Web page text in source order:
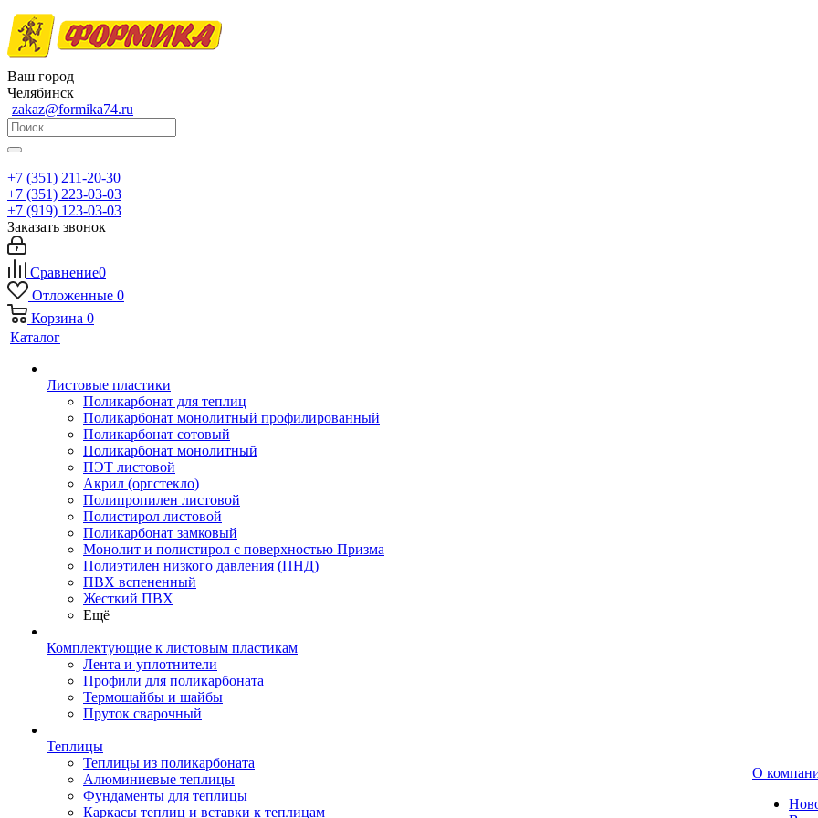
Ваш город
Челябинск
zakaz@formika74.ru
+7 (351) 211-20-30
+7 (351) 223-03-03
+7 (919) 123-03-03
Заказать звонок
Сравнение0
Отложенные 0
Корзина 0
Каталог
Листовые пластики
Поликарбонат для теплиц
Поликарбонат монолитный профилированный
Поликарбонат сотовый
Поликарбонат монолитный
ПЭТ листовой
Акрил (оргстекло)
Полипропилен листовой
Полистирол листовой
Поликарбонат замковый
Монолит и полистирол с поверхностью Призма
Полиэтилен низкого давления (ПНД)
ПВХ вспененный
Жесткий ПВХ
Ещё
Комплектующие к листовым пластикам
Лента и уплотнители
Профили для поликарбоната
Термошайбы и шайбы
Пруток сварочный
Теплицы
Теплицы из поликарбоната
Алюминиевые теплицы
Фундаменты для теплицы
Каркасы теплиц и вставки к теплицам
О